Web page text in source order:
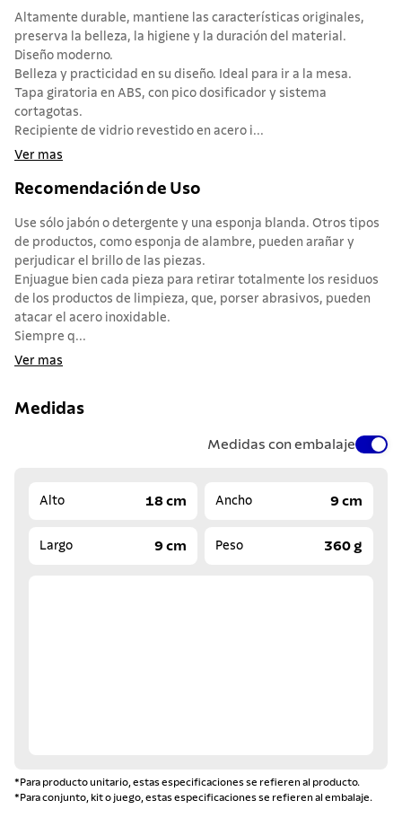
Altamente durable, mantiene las características originales,
preserva la belleza, la higiene y la duración del material.
Diseño moderno.
Belleza y practicidad en su diseño. Ideal para ir a la mesa.
Tapa giratoria en ABS, con pico dosificador y sistema
cortagotas.
Recipiente de vidrio revestido en acero i...
Ver mas
Recomendación de Uso
Use sólo jabón o detergente y una esponja blanda. Otros tipos
de productos, como esponja de alambre, pueden arañar y
perjudicar el brillo de las piezas.
Enjuague bien cada pieza para retirar totalmente los residuos
de los productos de limpieza, que, porser abrasivos, pueden
atacar el acero inoxidable.
Siempre q...
Ver mas
Medidas
Medidas con embalaje
Alto 18 cm Ancho 9 cm
Largo 9 cm Peso 360 g
*Para producto unitario, estas especificaciones se refieren al producto.
*Para conjunto, kit o juego, estas especificaciones se refieren al embalaje.